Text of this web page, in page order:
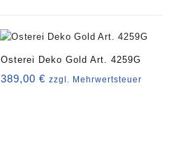
Osterei Deko Gold Art. 4259G
389,00€ zzgl. Mehrwertsteuer